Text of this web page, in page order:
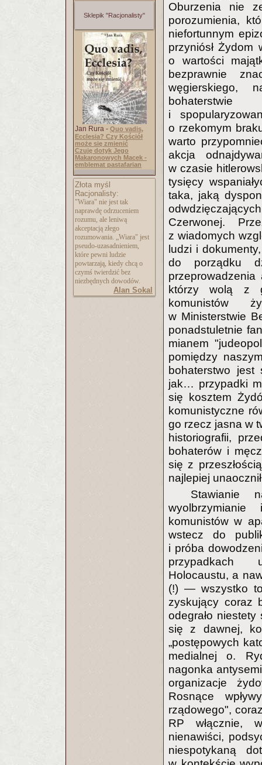
Sklepik "Racjonalisty"
Jan Rura - Quo vadis,
Ecclesia? Czy Kościół
może się zmienić
Czuję dotyk Jego
Makaronowych Macek -
emblemat pastafarian
Złota myśl
Racjonalisty:
"Wiara" nie jest tak
naprawdę odrzuceniem
rozumu, ale leniwą
akceptacją złego
rozumowania. „Wiara" jest
pseudo-uzasadnieniem,
które pewni ludzie
powtarzają, kiedy chcą o
czymś twierdzić bez
niezbędnych dowodów.
Alan Sokal
Oburzenia nie
porozumienia,
niefortunnym
przyniósł Żydom
o wartości
bezprawnie
węgierskiego,
i
o rzekomym
warto
akcja
w czasie
tysięcy
taka, jaką
Czerwonej.
z wiadomych
ludzi i
do porządku
którzy wolą z
komunistów
w Ministerstwie
ponadstuletnie
mianem
pomiędzy
bohaterstwo
jak… przypadki
się kosztem
komunistyczne
go rzecz jasna w
historiografii,
bohaterów i
się z
najlepiej
Stawianie
komunistów w
wstecz do
i próba
przypadkach
Holocaustu, a
(!) — wszystko
zyskujący coraz
odegrało
się z dawnej,
„postępowych
medialnej o.
nagonka
organizacje
Rosnące
rządowego",
RP włącznie,
nienawiści,
niespotykaną